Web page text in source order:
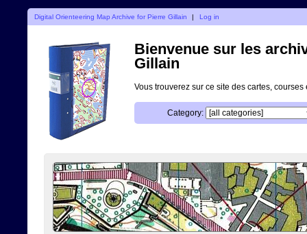
Digital Orienteering Map Archive for Pierre Gillain | Log in
Bienvenue sur les
Gillain
Vous trouverez sur ce site des cartes,
Category: